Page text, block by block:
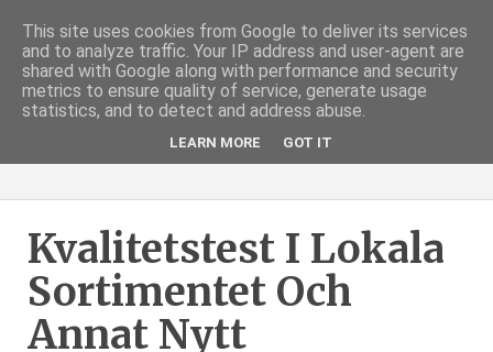
Kvalitetstest I Lokala
Sortimentet Och
Annat Nytt
This site uses cookies from Google to deliver its services
and to analyze traffic. Your IP address and user-agent are
shared with Google along with performance and security
metrics to ensure quality of service, generate usage
statistics, and to detect and address abuse.
LEARN MORE GOT IT